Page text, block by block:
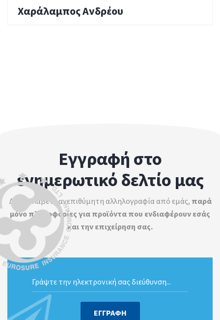
Χαράλαμπος Ανδρέου
Εγγραφή στο
ενημερωτικό δελτίο μας
Δεν θα λάβετε ανεπιθύμητη αλληλογραφία από εμάς, παρά
μόνο πληροφορίες για προϊόντα που ενδιαφέρουν εσάς
και την επιχείρηση σας.
ΕΓΓΡΑΦΗ